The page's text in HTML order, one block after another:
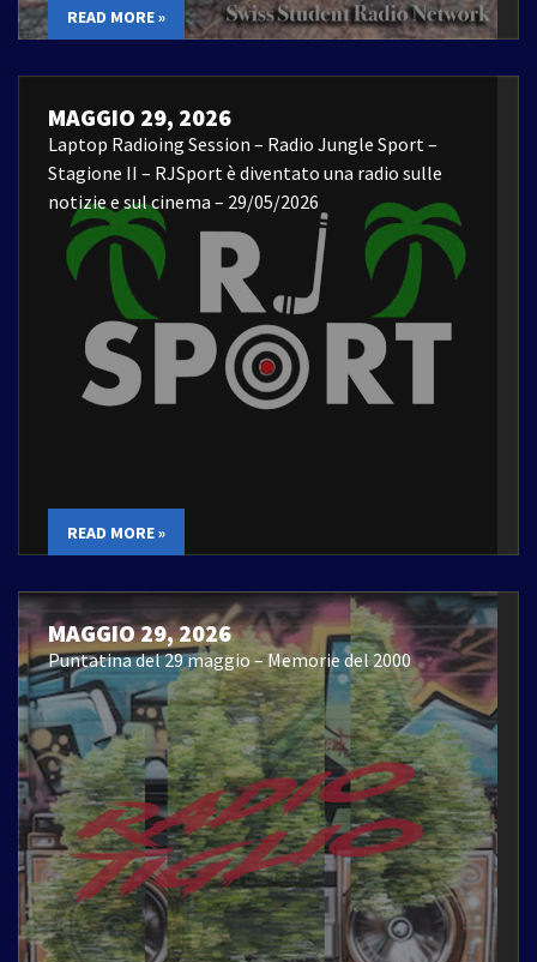
READ MORE »
MAGGIO 29, 2026
Laptop Radioing Session – Radio Jungle Sport –
Stagione II – RJSport è diventato una radio sulle
notizie e sul cinema – 29/05/2026
READ MORE »
MAGGIO 29, 2026
Puntatina del 29 maggio – Memorie del 2000